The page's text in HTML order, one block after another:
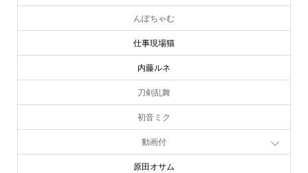
んぽちゃむ
仕事現場猫
内藤ルネ
刀剣乱舞
初音ミク
動画付
原田オサム